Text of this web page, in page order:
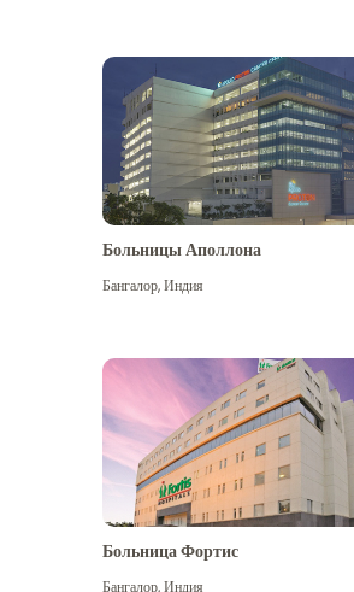
Посмотреть больше
Больницы Аполлона
Бангалор,Индия
Больница Фортис
Бангалор,Индия